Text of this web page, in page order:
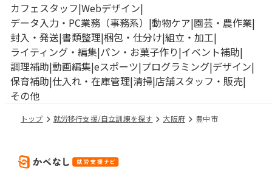
カフェスタッフ Webデザイン
データ入力・PC業務（事務系）
動物ケア 園芸・農作業
封入・発送 書類整理 梱包・仕分け 組立・加工
ライティング・編集 パン・お菓子作り イベント補助
調理補助 動画編集 eスポーツ プログラミング デザイン
保育補助 仕入れ・在庫管理 清掃 店舗スタッフ・販売
その他
トップ 就労移行支援/自立訓練を探す 大阪府 豊中市